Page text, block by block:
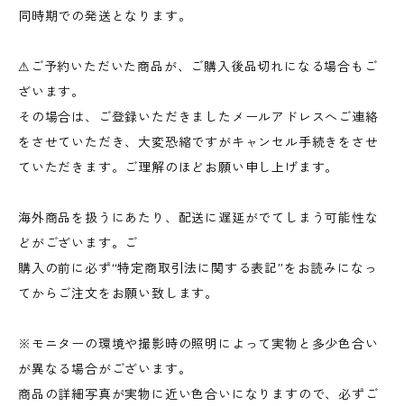
同時期での発送となります。
⚠︎ご予約いただいた商品が、ご購入後品切れになる場合もご
ざいます。
その場合は、ご登録いただきましたメールアドレスへご連絡
をさせていただき、大変恐縮ですがキャンセル手続きをさせ
ていただきます。ご理解のほどお願い申し上げます。
海外商品を扱うにあたり、配送に遅延がでてしまう可能性な
どがございます。ご
購入の前に必ず“特定商取引法に関する表記”をお読みになっ
てからご注文をお願い致します。
※モニターの環境や撮影時の照明によって実物と多少色合い
が異なる場合がございます。
商品の詳細写真が実物に近い色合いになりますので、必ずご